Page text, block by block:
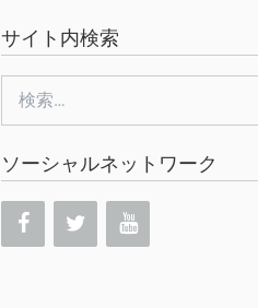
サイト内検索
ソーシャルネットワーク